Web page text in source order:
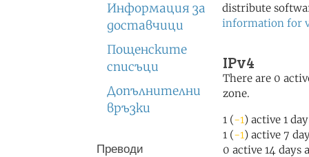
Информация за
доставчици
Пощенските
списъци
Допълнителни
връзки
Преводи
distribute
information for
IPv4
There are 0
zone.
1 (-1) active 1
1 (-1) active 7
0 active 14 days